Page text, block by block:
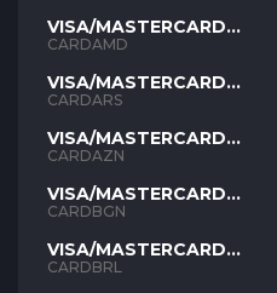
VISA/MASTERCARD
AMD
CARDAMD
VISA/MASTERCARD
ARS
CARDARS
VISA/MASTERCARD
AZN
CARDAZN
VISA/MASTERCARD
BGN
CARDBGN
VISA/MASTERCARD
BRL
CARDBRL